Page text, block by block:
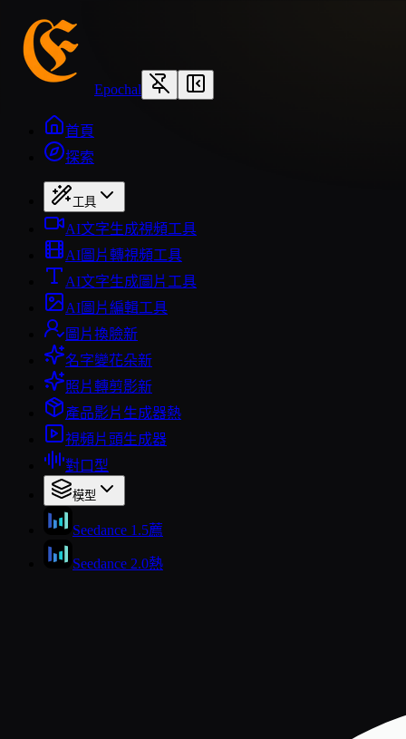
Epochal
首頁
探索
工具
AI文字生成視頻工具
AI圖片轉視頻工具
AI文字生成圖片工具
AI圖片編輯工具
圖片換臉新
名字變花朵新
照片轉剪影新
產品影片生成器熱
視頻片頭生成器
對口型
模型
Seedance 1.5薦
Seedance 2.0熱